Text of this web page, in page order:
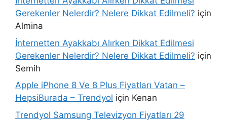
Gerekenler Nelerdir? Nelere Dikkat Edilmeli? için
Almina
İnternetten Ayakkabı Alırken Dikkat Edilmesi
Gerekenler Nelerdir? Nelere Dikkat Edilmeli? için
Semih
Apple iPhone 8 Ve 8 Plus Fiyatları Vatan –
HepsiBurada – Trendyol için Kenan
Trendyol Samsung Televizyon Fiyatları 29